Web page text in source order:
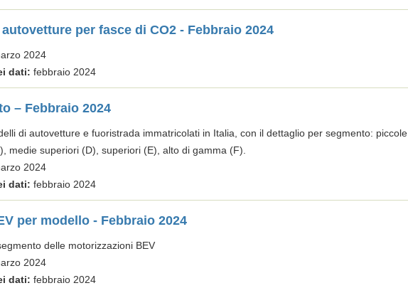
per fasce di CO2 - Febbraio 2024
2024
dati: febbraio 2024
– Febbraio 2024
di autovetture e fuoristrada immatricolati in Italia, con il dettaglio per segmento: piccole
medie superiori (D), superiori (E), alto di gamma (F).
2024
dati: febbraio 2024
per modello - Febbraio 2024
delle motorizzazioni BEV
2024
dati: febbraio 2024